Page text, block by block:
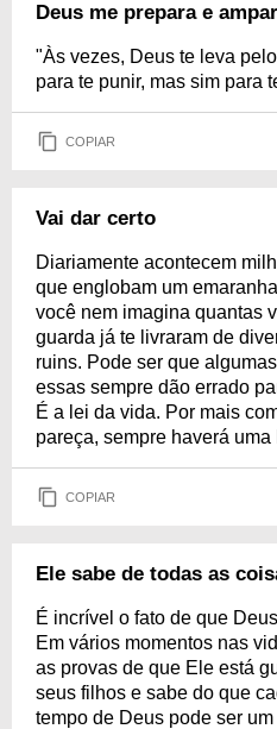
Deus me prepara e
"Às vezes, Deus te leva
para te punir, mas sim para
COPIAR
Vai dar certo
Diariamente acontecem
que englobam um
você nem imagina quantas
guarda já te livraram de
ruins. Pode ser que
essas sempre dão errado
É a lei da vida. Por mais
pareça, sempre haverá
COPIAR
Ele sabe de todas as
É incrível o fato de que
Em vários momentos nas
as provas de que Ele está
seus filhos e sabe do que
tempo de Deus pode ser